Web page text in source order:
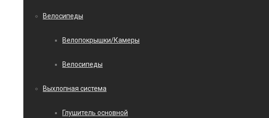
Велосипеды
Велопокрышки/Камеры
Велосипеды
Выхлопная система
Глушитель основной